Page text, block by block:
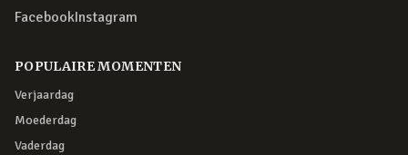
FacebookInstagram
POPULAIRE MOMENTEN
Verjaardag
Moederdag
Vaderdag